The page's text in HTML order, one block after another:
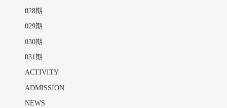
028期
029期
030期
031期
ACTIVITY
ADMISSION
NEWS